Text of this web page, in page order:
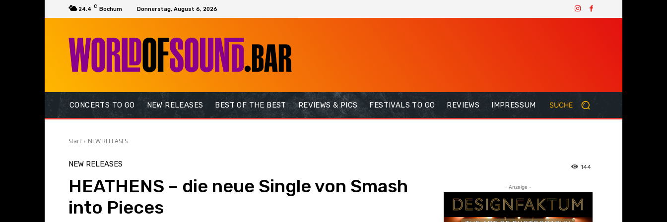
24.4 C Bochum Donnerstag, August 6, 2026
CONCERTS TO GO NEW RELEASES BEST OF THE BEST REVIEWS & PICS FESTIVALS TO GO REVIEWS IMPRESSUM SUCHE
Start NEW RELEASES
NEW RELEASES
HEATHENS – die neue Single von Smash
into Pieces
144
- Anzeige -